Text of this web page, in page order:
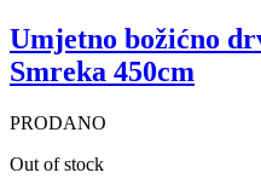
Umjetno božićno
Smreka 450cm
PRODANO
Out of stock